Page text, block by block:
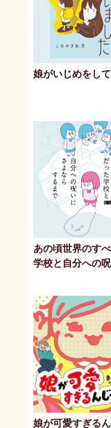
娘がいじめをし
あの頃世界のす
学校と自分への
娘が可愛すぎる